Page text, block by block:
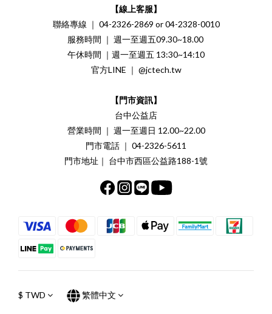
【線上客服】
聯絡專線 ｜ 04-2326-2869 or 04-2328-0010
服務時間 ｜ 週一至週五09.30~18.00
午休時間 ｜週一至週五 13:30~14:10
官方LINE ｜ @jctech.tw
【門市資訊】
台中公益店
營業時間 ｜ 週一至週日 12.00~22.00
門市電話 ｜ 04-2326-5611
門市地址｜ 台中市西區公益路188-1號
$ TWD 繁體中文